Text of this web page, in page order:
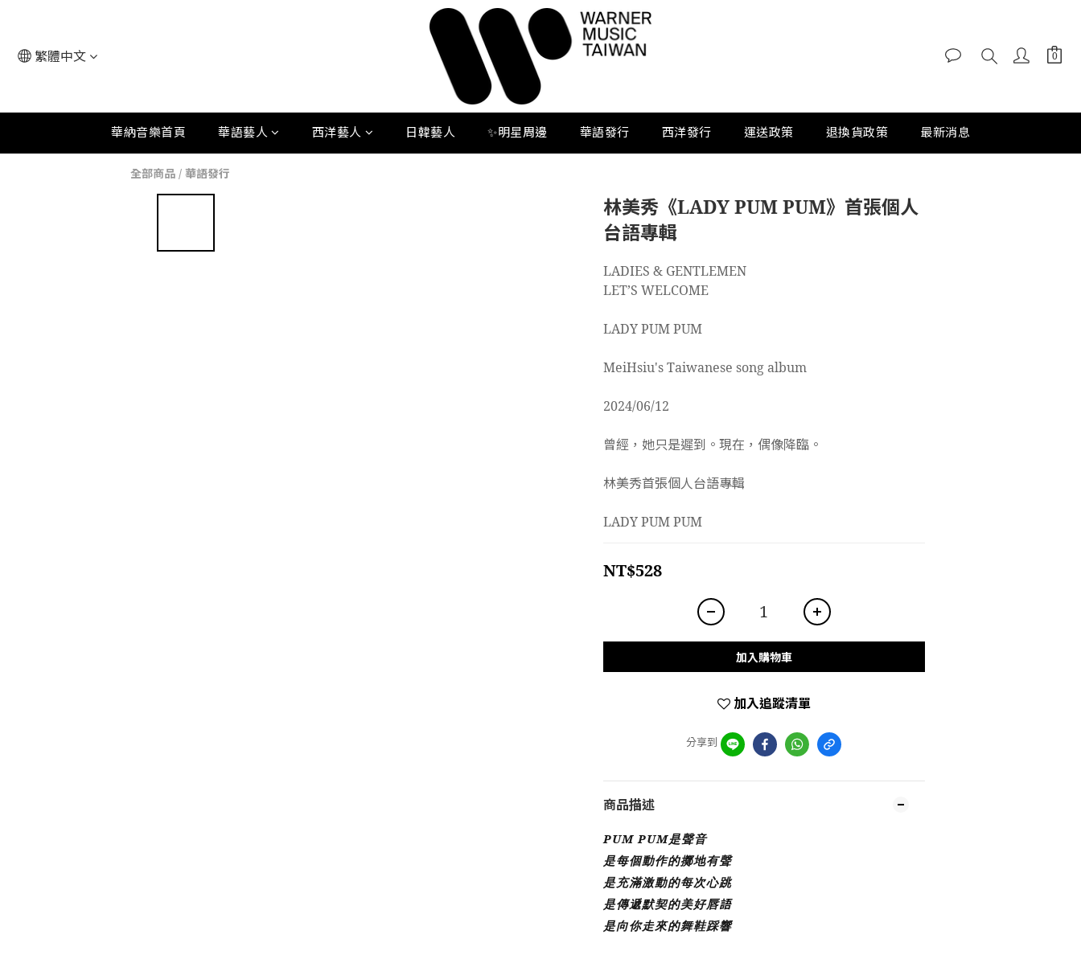
繁體中文
華納音樂首頁 華語藝人 西洋藝人 日韓藝人 ✨明星周邊 華語發行 西洋發行 運送政策 退換貨政策 最新消息
全部商品 / 華語發行
林美秀《LADY PUM PUM》首張個人
台語專輯
LADIES & GENTLEMEN
LET’S WELCOME
LADY PUM PUM
MeiHsiu's Taiwanese song album
2024/06/12
曾經，她只是遲到。現在，偶像降臨。
林美秀首張個人台語專輯
LADY PUM PUM
NT$528
加入購物車
加入追蹤清單
分享到
商品描述
PUM PUM是聲音
是每個動作的擲地有聲
是充滿激動的每次心跳
是傳遞默契的美好唇語
是向你走來的舞鞋踩響